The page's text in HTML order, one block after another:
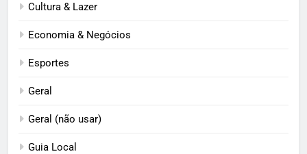
Cultura & Lazer
Economia & Negócios
Esportes
Geral
Geral (não usar)
Guia Local